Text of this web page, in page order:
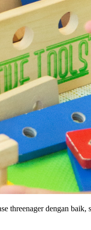
threenager dengan